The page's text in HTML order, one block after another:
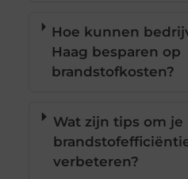
Hoe kunnen
Haag besparen op
brandstofkosten?
Wat zijn tips om je
verbeteren?